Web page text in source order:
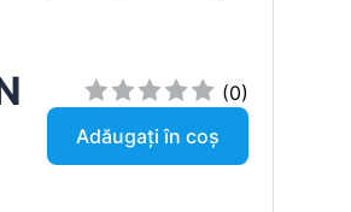
(0)
Adăugați în coș